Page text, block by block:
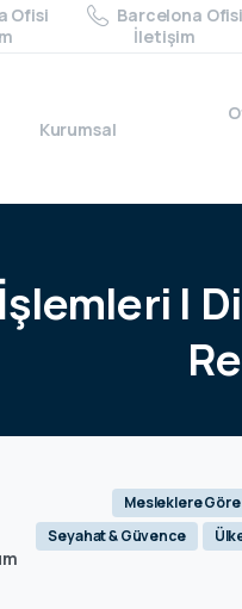
Ofisi
Barcelona Ofisi
İletişim
Kurumsal
|
Mesleklere Göre
Seyahat & Güvence